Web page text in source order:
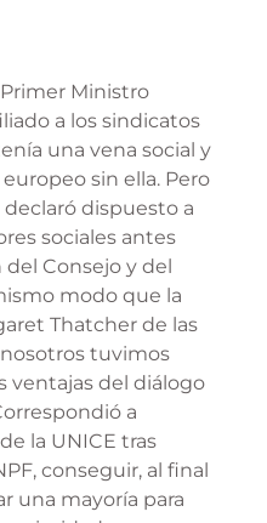
Ministro
a los sindicatos
una vena social y
sin ella. Pero
dispuesto a
sociales antes
Consejo y del
modo que la
Thatcher de las
tuvimos
ventajas del diálogo
a
la UNICE tras
conseguir, al final
una mayoría para